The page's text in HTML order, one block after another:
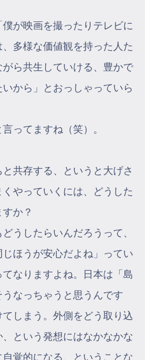
が映画を撮ったりテレビに
多様な価値観を持った人た
ら共生していける、豊かで
から」とおっしゃっていら
てますね（笑）。
共存する、というと大げさ
やっていくには、どうした
か？
うしたらいんだろうって、
ほうが安心だよね」ってい
なりますよね。日本は「島
なっちゃうと思うんです
しまう。外側をどう取り込
という発想にはなかなかな
覚的になる、ということな